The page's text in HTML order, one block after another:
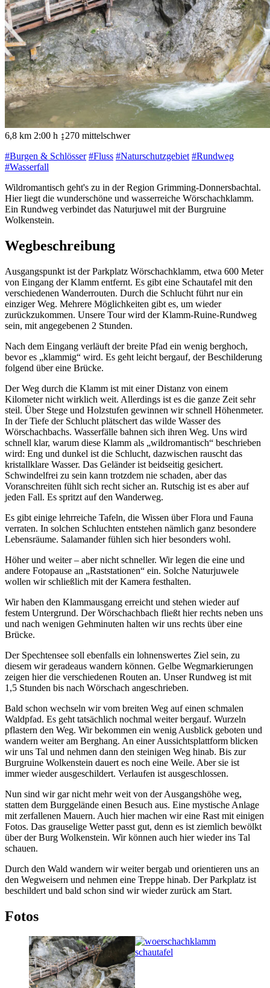
6,8 km 2:00 h ↨270 mittelschwer
#Burgen & Schlösser #Fluss #Naturschutzgebiet #Rundweg
#Wasserfall
Wildromantisch geht's zu in der Region Grimming-Donnersbachtal.
Hier liegt die wunderschöne und wasserreiche Wörschachklamm.
Ein Rundweg verbindet das Naturjuwel mit der Burgruine
Wolkenstein.
Wegbeschreibung
Ausgangspunkt ist der Parkplatz Wörschachklamm, etwa 600 Meter
von Eingang der Klamm entfernt. Es gibt eine Schautafel mit den
verschiedenen Wanderrouten. Durch die Schlucht führt nur ein
einziger Weg. Mehrere Möglichkeiten gibt es, um wieder
zurückzukommen. Unsere Tour wird der Klamm-Ruine-Rundweg
sein, mit angegebenen 2 Stunden.
Nach dem Eingang verläuft der breite Pfad ein wenig berghoch,
bevor es „klammig“ wird. Es geht leicht bergauf, der Beschilderung
folgend über eine Brücke.
Der Weg durch die Klamm ist mit einer Distanz von einem
Kilometer nicht wirklich weit. Allerdings ist es die ganze Zeit sehr
steil. Über Stege und Holzstufen gewinnen wir schnell Höhenmeter.
In der Tiefe der Schlucht plätschert das wilde Wasser des
Wörschachbachs. Wasserfälle bahnen sich ihren Weg. Uns wird
schnell klar, warum diese Klamm als „wildromantisch“ beschrieben
wird: Eng und dunkel ist die Schlucht, dazwischen rauscht das
kristallklare Wasser. Das Geländer ist beidseitig gesichert.
Schwindelfrei zu sein kann trotzdem nie schaden, aber das
Voranschreiten fühlt sich recht sicher an. Rutschig ist es aber auf
jeden Fall. Es spritzt auf den Wanderweg.
Es gibt einige lehrreiche Tafeln, die Wissen über Flora und Fauna
verraten. In solchen Schluchten entstehen nämlich ganz besondere
Lebensräume. Salamander fühlen sich hier besonders wohl.
Höher und weiter – aber nicht schneller. Wir legen die eine und
andere Fotopause an „Raststationen“ ein. Solche Naturjuwele
wollen wir schließlich mit der Kamera festhalten.
Wir haben den Klammausgang erreicht und stehen wieder auf
festem Untergrund. Der Wörschachbach fließt hier rechts neben uns
und nach wenigen Gehminuten halten wir uns rechts über eine
Brücke.
Der Spechtensee soll ebenfalls ein lohnenswertes Ziel sein, zu
diesem wir geradeaus wandern können. Gelbe Wegmarkierungen
zeigen hier die verschiedenen Routen an. Unser Rundweg ist mit
1,5 Stunden bis nach Wörschach angeschrieben.
Bald schon wechseln wir vom breiten Weg auf einen schmalen
Waldpfad. Es geht tatsächlich nochmal weiter bergauf. Wurzeln
pflastern den Weg. Wir bekommen ein wenig Ausblick geboten und
wandern weiter am Berghang. An einer Aussichtsplattform blicken
wir uns Tal und nehmen dann den steinigen Weg hinab. Bis zur
Burgruine Wolkenstein dauert es noch eine Weile. Aber sie ist
immer wieder ausgeschildert. Verlaufen ist ausgeschlossen.
Nun sind wir gar nicht mehr weit von der Ausgangshöhe weg,
statten dem Burggelände einen Besuch aus. Eine mystische Anlage
mit zerfallenen Mauern. Auch hier machen wir eine Rast mit einigen
Fotos. Das grauselige Wetter passt gut, denn es ist ziemlich bewölkt
über der Burg Wolkenstein. Wir können auch hier wieder ins Tal
schauen.
Durch den Wald wandern wir weiter bergab und orientieren uns an
den Wegweisern und nehmen eine Treppe hinab. Der Parkplatz ist
beschildert und bald schon sind wir wieder zurück am Start.
Fotos